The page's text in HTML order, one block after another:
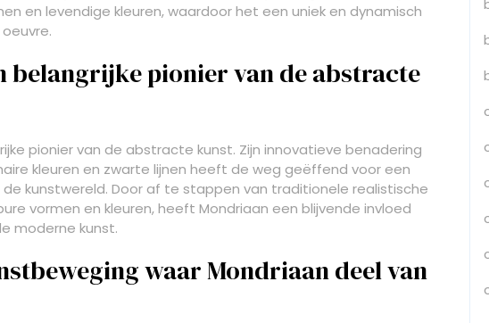
en levendige kleuren, waardoor het een uniek en dynamisch
belangrijke pionier van de abstracte
pionier van de abstracte kunst. Zijn innovatieve benadering
kleuren en zwarte lijnen heeft de weg geëffend voor een
kunstwereld. Door af te stappen van traditionele realistische
vormen en kleuren, heeft Mondriaan een blijvende invloed
moderne kunst.
waar Mondriaan deel van